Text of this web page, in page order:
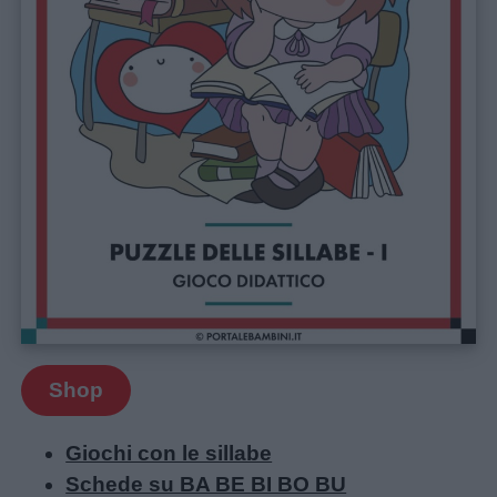
Shop
Giochi con le sillabe
Schede su BA BE BI BO BU